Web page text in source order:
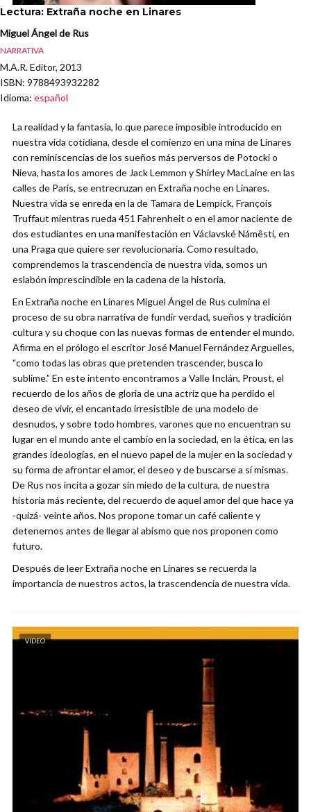
Lectura: Extraña noche en Linares
Miguel Ángel de Rus
NARRATIVA
M.A.R. Editor, 2013
ISBN: 9788493932282
Idioma: español
La realidad y la fantasía, lo que parece imposible introducido en
nuestra vida cotidiana, desde el comienzo en una mina de Linares
con reminiscencias de los sueños más perversos de Potocki o
Nieva, hasta los amores de Jack Lemmon y Shirley MacLaine en las
calles de París, se entrecruzan en Extraña noche en Linares.
Nuestra vida se enreda en la de Tamara de Lempick, François
Truffaut mientras rueda 451 Fahrenheit o en el amor naciente de
dos estudiantes en una manifestación en Václavské Námêstí, en
una Praga que quiere ser revolucionaria. Como resultado,
comprendemos la trascendencia de nuestra vida, somos un
eslabón imprescindible en la cadena de la historia.
En Extraña noche en Linares Miguel Ángel de Rus culmina el
proceso de su obra narrativa de fundir verdad, sueños y tradición
cultura y su choque con las nuevas formas de entender el mundo.
Afirma en el prólogo el escritor José Manuel Fernández Arguelles,
“como todas las obras que pretenden trascender, busca lo
sublime.” En este intento encontramos a Valle Inclán, Proust, el
recuerdo de los años de gloria de una actriz que ha perdido el
deseo de vivir, el encantado irresistible de una modelo de
desnudos, y sobre todo hombres, varones que no encuentran su
lugar en el mundo ante el cambio en la sociedad, en la ética, en las
grandes ideologías, en el nuevo papel de la mujer en la sociedad y
su forma de afrontar el amor, el deseo y de buscarse a sí mismas.
De Rus nos incita a gozar sin miedo de la cultura, de nuestra
historia más reciente, del recuerdo de aquel amor del que hace ya
-quizá- veinte años. Nos propone tomar un café caliente y
detenernos antes de llegar al abismo que nos proponen como
futuro.
Después de leer Extraña noche en Linares se recuerda la
importancia de nuestros actos, la trascendencia de nuestra vida.
VIDEO